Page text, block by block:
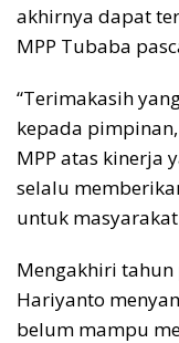
akhirnya dapat
MPP Tubaba
“Terimakasih
kepada
MPP atas kinerja
selalu
untuk
Mengakhiri tahun
Hariyanto
belum mampu